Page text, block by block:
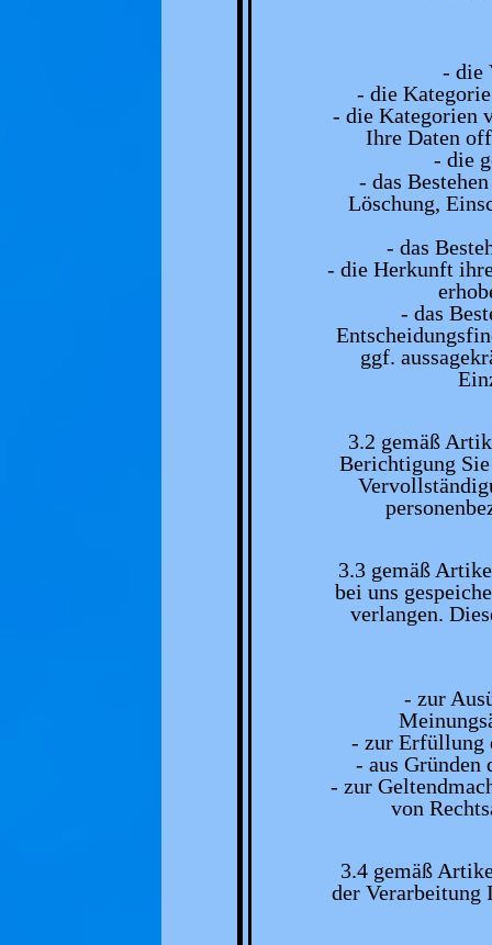
- die
- die
- die Kategorien
Ihre Daten
- die
- das
Löschung,
- das
- die Herkunft
- das
ggf.
3.2 gemäß
Berichtigung
3.3 gemäß
bei uns
verlangen.
- zur
- zur Erfüllung
- aus Gründen
- zur
von
3.4 gemäß
der Verarbeitung